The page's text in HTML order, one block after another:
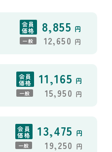
会員
価格 8,855 円
一般 12,650 円
会員
価格 11,165 円
一般 15,950 円
会員
価格 13,475 円
一般 19,250 円